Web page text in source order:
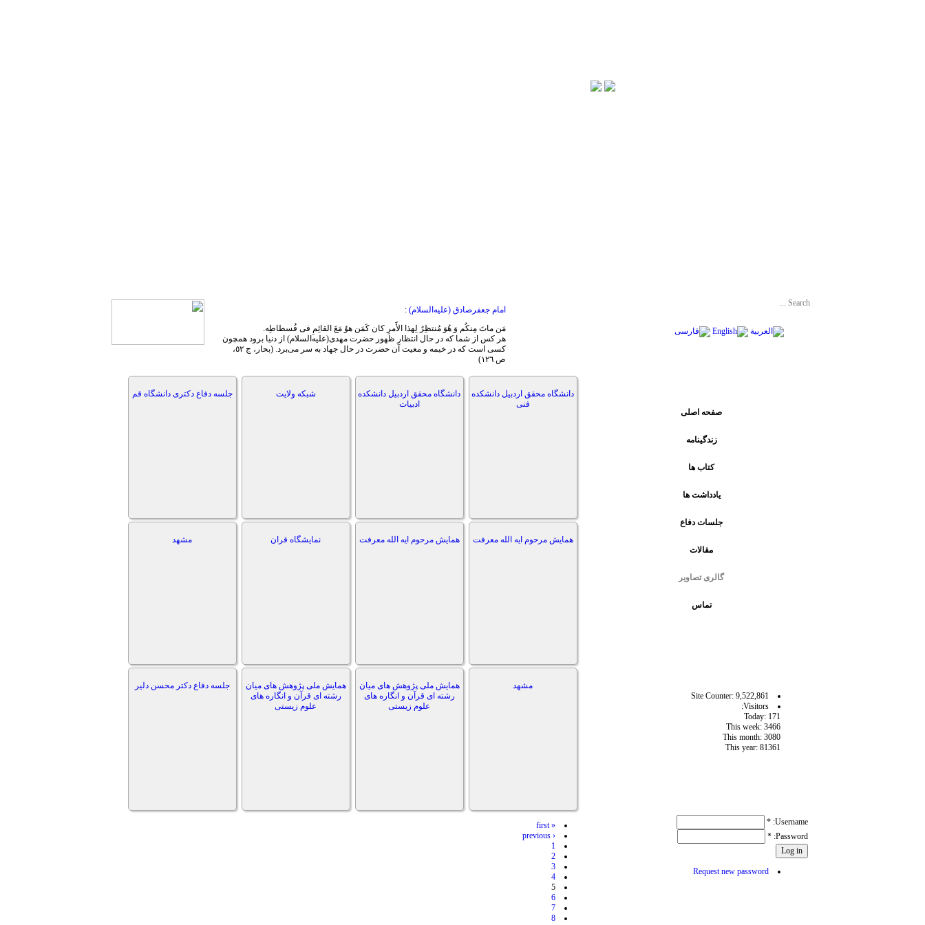
امام جعفرصادق (علیه‌السلام) :
مَن ماتَ مِنكُم وَ هُوَ مُنتظِرٌ لِهذا الأََمرِ كان كَمَن هوُ مَعَ القائِمِ فی فُسطاطِه.
هر کس از شما که در حال انتظار ظهور حضرت مهدی(علیه‌السلام) از دنیا برود همچون
کسی است که در خیمه و معیت آن حضرت در حال جهاد به سر می‌برد. (بحار، ج ٥٢،
ص ١٢٦)
صفحه اصلی
زندگینامه
کتاب ها
يادداشت ها
جلسات دفاع
مقالات
گالری تصاویر
تماس
Site Counter: 9,522,861
Visitors:
Today: 171
This week: 3466
This month: 3080
This year: 81361
Username:
*
Password:
*
Request new password
دانشگاه محقق اردبیل دانشکده
فنی
دانشگاه محقق اردبیل دانشکده
ادبیات
شبکه ولایت جلسه دفاع دکتری دانشگاه قم
همایش مرحوم ایه الله معرفت همایش مرحوم ایه الله معرفت نمایشگاه قران مشهد
مشهد
همایش ملی پژوهش های میان
رشته ای قرآن و انگاره های
علوم زیستی
همایش ملی پژوهش های میان
رشته ای قرآن و انگاره های
علوم زیستی
جلسه دفاع دکتر محسن دلیر
« first
‹ previous
1
2
3
4
5
6
7
8